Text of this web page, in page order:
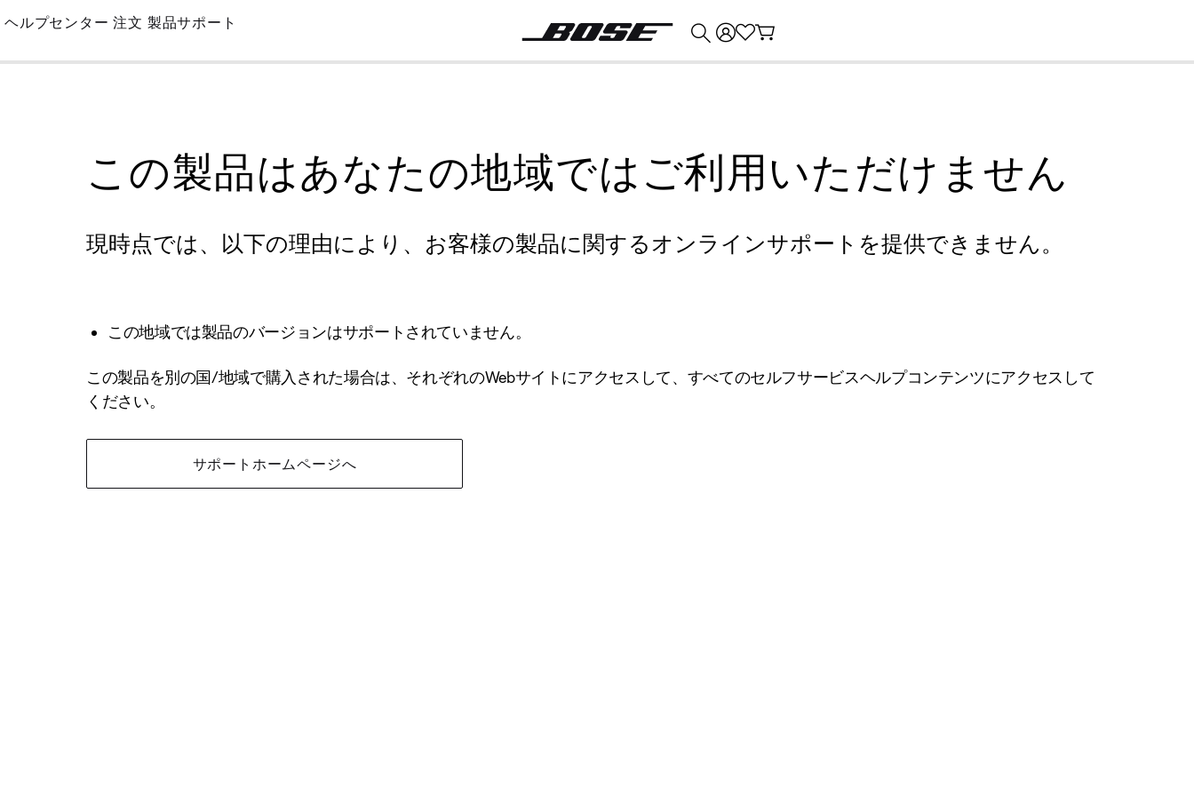
Skip
Main
ヘルプセンター 注文 製品サポート
この製品はあなたの地域ではご利用いただけません
現時点では、以下の理由により、お客様の製品に関するオンラインサポートを提供できません。
この地域では製品のバージョンはサポートされていません。
この製品を別の国/地域で購入された場合は、それぞれのWebサイトにアクセスして、すべてのセルフサービスヘルプコンテンツにアクセスして
ください。
サポートホームページへ